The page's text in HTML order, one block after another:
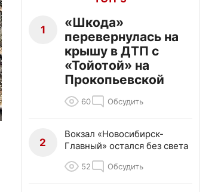
1
«Шкода»
перевернулась на
крышу в ДТП с
«Тойотой» на
Прокопьевской
60 Обсудить
2
Вокзал «Новосибирск-
Главный» остался без света
52 Обсудить